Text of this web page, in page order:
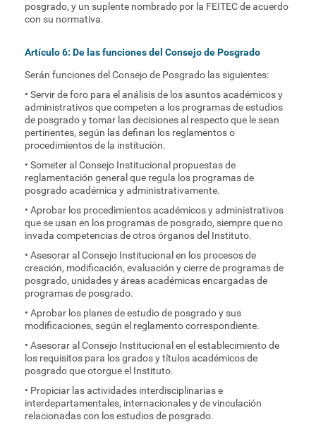
posgrado, y un suplente nombrado por la FEITEC de acuerdo
con su normativa.
Artículo 6: De las funciones del Consejo de Posgrado
Serán funciones del Consejo de Posgrado las siguientes:
• Servir de foro para el análisis de los asuntos académicos y
administrativos que competen a los programas de estudios
de posgrado y tomar las decisiones al respecto que le sean
pertinentes, según las definan los reglamentos o
procedimientos de la institución.
• Someter al Consejo Institucional propuestas de
reglamentación general que regula los programas de
posgrado académica y administrativamente.
• Aprobar los procedimientos académicos y administrativos
que se usan en los programas de posgrado, siempre que no
invada competencias de otros órganos del Instituto.
• Asesorar al Consejo Institucional en los procesos de
creación, modificación, evaluación y cierre de programas de
posgrado, unidades y áreas académicas encargadas de
programas de posgrado.
• Aprobar los planes de estudio de posgrado y sus
modificaciones, según el reglamento correspondiente.
• Asesorar al Consejo Institucional en el establecimiento de
los requisitos para los grados y títulos académicos de
posgrado que otorgue el Instituto.
• Propiciar las actividades interdisciplinarias e
interdepartamentales, internacionales y de vinculación
relacionadas con los estudios de posgrado.